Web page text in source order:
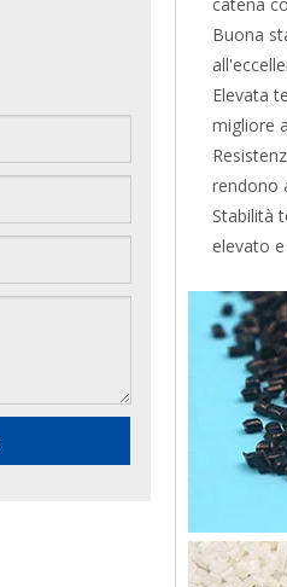
Buona
Elevata
migliore
rendono
Stabilità
elevato